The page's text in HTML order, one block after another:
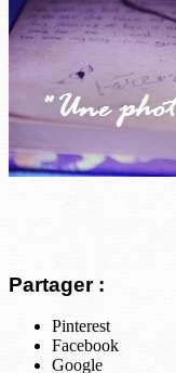
Partager :
Pinterest
Facebook
Google